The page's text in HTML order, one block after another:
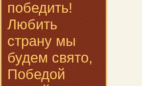
победить!
Любить
страну мы
будем свято,
Победой